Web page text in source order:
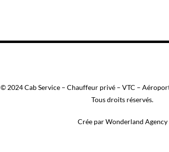
© 2024 Cab Service – Chauffeur privé – VTC –
Tous droits réservés.
Crée par Wonderland Agency